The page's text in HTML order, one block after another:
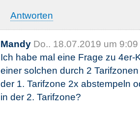
Antworten
Mandy Do.. 18.07.2019 um 9:09
Ich habe mal eine Frage zu 4er-
einer solchen durch 2
der 1. Tarifzone 2x abstempeln
in der 2. Tarifzone?